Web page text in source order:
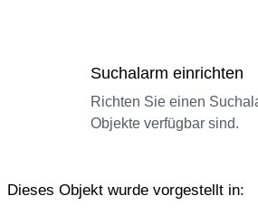
Suchalarm einrichten
Richten Sie einen
Objekte verfügbar sind.
Dieses Objekt wurde vorgestellt in: